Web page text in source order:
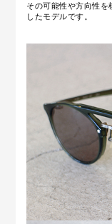
その可能性や方向性を
したモデルです。